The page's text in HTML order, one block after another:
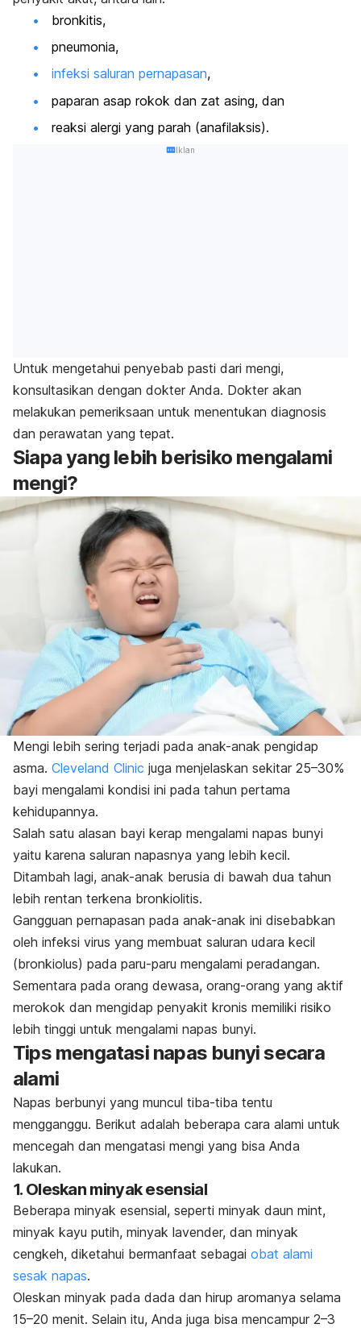
bronkitis,
pneumonia,
infeksi saluran pernapasan,
paparan asap rokok dan zat asing, dan
reaksi alergi yang parah (anafilaksis).
Iklan
Untuk mengetahui penyebab pasti dari mengi,
konsultasikan dengan dokter Anda. Dokter akan
melakukan pemeriksaan untuk menentukan diagnosis
dan perawatan yang tepat.
Siapa yang lebih berisiko mengalami
mengi?
Mengi lebih sering terjadi pada anak-anak pengidap
asma. Cleveland Clinic juga menjelaskan sekitar 25–30%
bayi mengalami kondisi ini pada tahun pertama
kehidupannya.
Salah satu alasan bayi kerap mengalami napas bunyi
yaitu karena saluran napasnya yang lebih kecil.
Ditambah lagi, anak-anak berusia di bawah dua tahun
lebih rentan terkena bronkiolitis.
Gangguan pernapasan pada anak-anak ini disebabkan
oleh infeksi virus yang membuat saluran udara kecil
(bronkiolus) pada paru-paru mengalami peradangan.
Sementara pada orang dewasa, orang-orang yang aktif
merokok dan mengidap penyakit kronis memiliki risiko
lebih tinggi untuk mengalami napas bunyi.
Tips mengatasi napas bunyi secara
alami
Napas berbunyi yang muncul tiba-tiba tentu
mengganggu. Berikut adalah beberapa cara alami untuk
mencegah dan mengatasi mengi yang bisa Anda
lakukan.
1. Oleskan minyak esensial
Beberapa minyak esensial, seperti minyak daun mint,
minyak kayu putih, minyak lavender, dan minyak
cengkeh, diketahui bermanfaat sebagai obat alami
sesak napas.
Oleskan minyak pada dada dan hirup aromanya selama
15–20 menit. Selain itu, Anda juga bisa mencampur 2–3